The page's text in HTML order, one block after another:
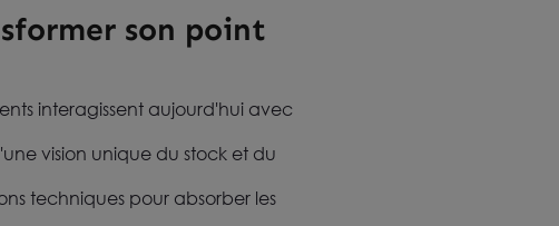
son point
interagissent aujourd'hui avec
vision unique du stock et du
techniques pour absorber les